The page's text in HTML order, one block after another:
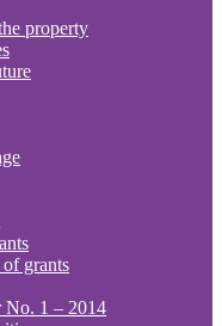
property
grants
No. 1 – 2014